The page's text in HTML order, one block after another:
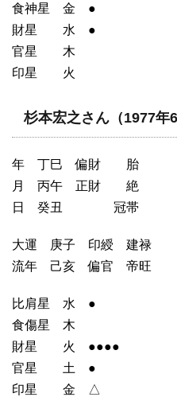
食神星 金 ●
財星 水 ●
官星 木
印星 火
杉本宏之さん（1977年
年 丁巳 偏財 胎
月 丙午 正財 絶
日 癸丑 冠帯
大運 庚子 印綬 建禄
流年 己亥 偏官 帝旺
比肩星 水 ●
食傷星 木
財星 火 ●●●●
官星 土 ●
印星 金 △